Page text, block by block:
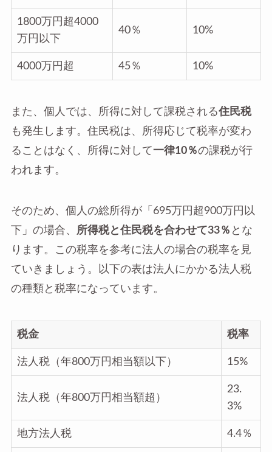
1800万円超4000
万円以下
40％ 10%
4000万円超 45％ 10%
また、個人では、所得に対して課税される住民税
も発生します。住民税は、所得応じて税率が変わ
ることはなく、所得に対して一律10％の課税が行
われます。
そのため、個人の総所得が「695万円超900万円以
下」の場合、
所得税と住民税を合わせて33％ とな
ります。この税率を参考に法人の場合の税率を見
ていきましょう。以下の表は法人にかかる法人税
の種類と税率になっています。
税金 税率
法人税（年800万円相当額以下） 15%
法人税（年800万円相当額超）
23.
3%
地方法人税 4.4％